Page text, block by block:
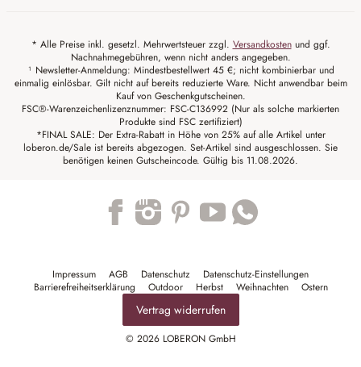
* Alle Preise inkl. gesetzl. Mehrwertsteuer zzgl. Versandkostenund ggf.
Nachnahmegebühren, wenn nicht anders angegeben.
¹ Newsletter-Anmeldung: Mindestbestellwert 45 €; nicht kombinierbar und
einmalig einlösbar. Gilt nicht auf bereits reduzierte Ware. Nicht anwendbar beim
Kauf von Geschenkgutscheinen.
FSC®-Warenzeichenlizenznummer: FSC-C136992 (Nur als solche markierten
Produkte sind FSC zertifiziert)
*FINAL SALE: Der Extra-Rabatt in Höhe von 25% auf alle Artikel unter
loberon.de/Sale ist bereits abgezogen. Set-Artikel sind ausgeschlossen. Sie
benötigen keinen Gutscheincode. Gültig bis 11.08.2026.
Impressum AGB Datenschutz
Datenschutz-Einstellungen
Barrierefreiheitserklärung
Outdoor Herbst Weihnachten Ostern
Vertrag widerrufen
© 2026 LOBERON GmbH